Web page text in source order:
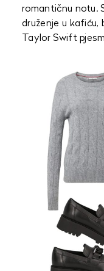
romantičnu notu.
druženje u kafiću,
Taylor Swift